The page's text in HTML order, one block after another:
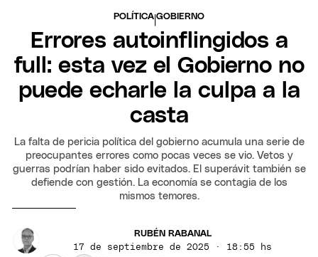
POLÍTICA GOBIERNO
Errores autoinflingidos a
full: esta vez el Gobierno no
puede echarle la culpa a la
casta
La falta de pericia política del gobierno acumula una serie de
preocupantes errores como pocas veces se vio. Vetos y
guerras podrían haber sido evitados. El superávit también se
defiende con gestión. La economía se contagia de los
mismos temores.
RUBÉN RABANAL
17 de septiembre de 2025 · 18:55 hs